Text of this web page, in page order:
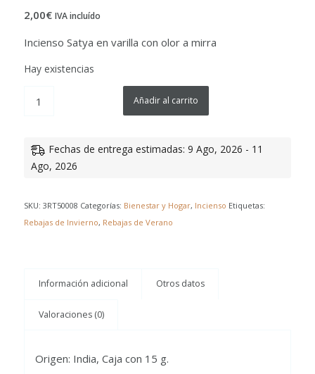
2,00€ IVA incluído
Incienso Satya en varilla con olor a mirra
Hay existencias
Añadir al carrito
Fechas de entrega estimadas: 9 Ago, 2026 - 11
Ago, 2026
SKU: 3RT50008 Categorías: Bienestar y Hogar, Incienso Etiquetas:
Rebajas de Invierno, Rebajas de Verano
Información adicional Otros datos
Valoraciones (0)
Origen: India, Caja con 15 g.